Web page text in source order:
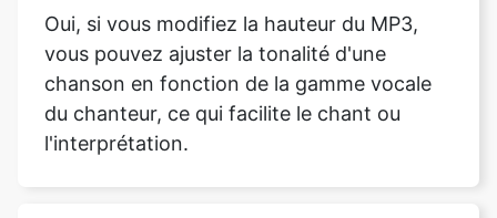
du chanteur, ce qui facilite le chant ou
l'interprétation.
Puis-je utiliser l'outil Pitch Shifter